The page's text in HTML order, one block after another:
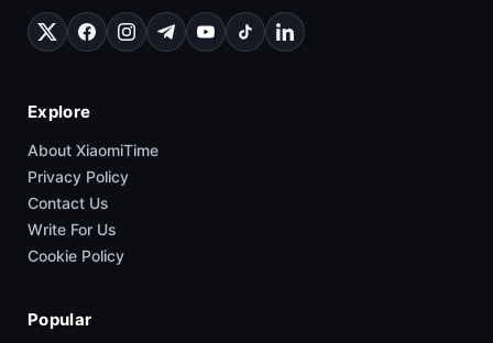
Explore
About XiaomiTime
Privacy Policy
Contact Us
Write For Us
Cookie Policy
Popular